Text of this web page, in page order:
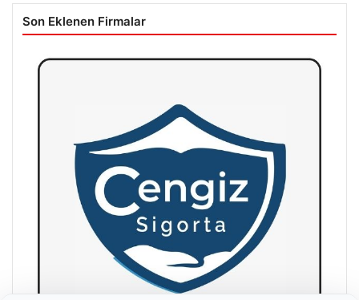
Son Eklenen Firmalar